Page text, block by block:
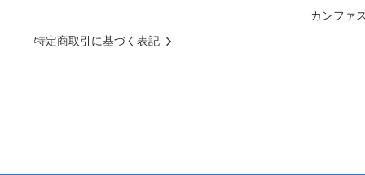
カンファ
特定商取引に基づく表記